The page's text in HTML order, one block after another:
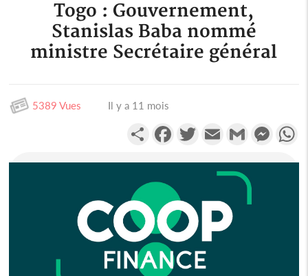
Togo : Gouvernement,
Stanislas Baba nommé
ministre Secrétaire général
5389 Vues Il y a 11 mois
PartagerFacebookTwitterEmail Gmail